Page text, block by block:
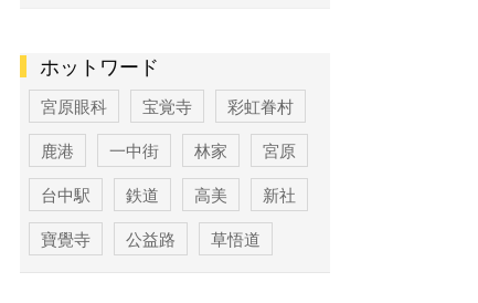
ホットワード
宮原眼科 宝覚寺
彩虹眷村
鹿港
一中街 林家
宮原
台中駅
鉄道 高美
新社
寶覺寺
公益路
草悟道